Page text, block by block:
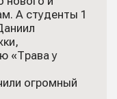
А студенты 1
«Трава у
огромный